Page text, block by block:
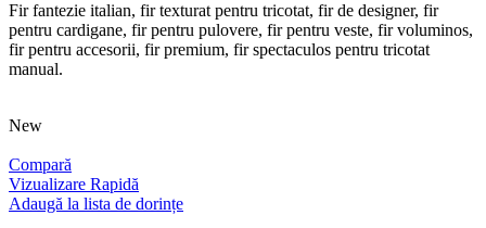
Fir fantezie italian, fir texturat pentru tricotat, fir de designer, fir
pentru cardigane, fir pentru pulovere, fir pentru veste, fir voluminos,
fir pentru accesorii, fir premium, fir spectaculos pentru tricotat
manual.
New
Compară
Vizualizare Rapidă
Adaugă la lista de dorințe